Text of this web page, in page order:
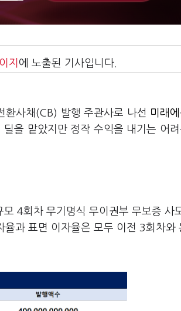
지 에 노출된 기사입니다.
환사채(CB) 발행 주관사로 나선 미래
을 맡았지만 정작 수익을 내기는 어려
4회차 무기명식 무이권부 무보증 사
과 표면 이자율은 모두 이전 3회차와